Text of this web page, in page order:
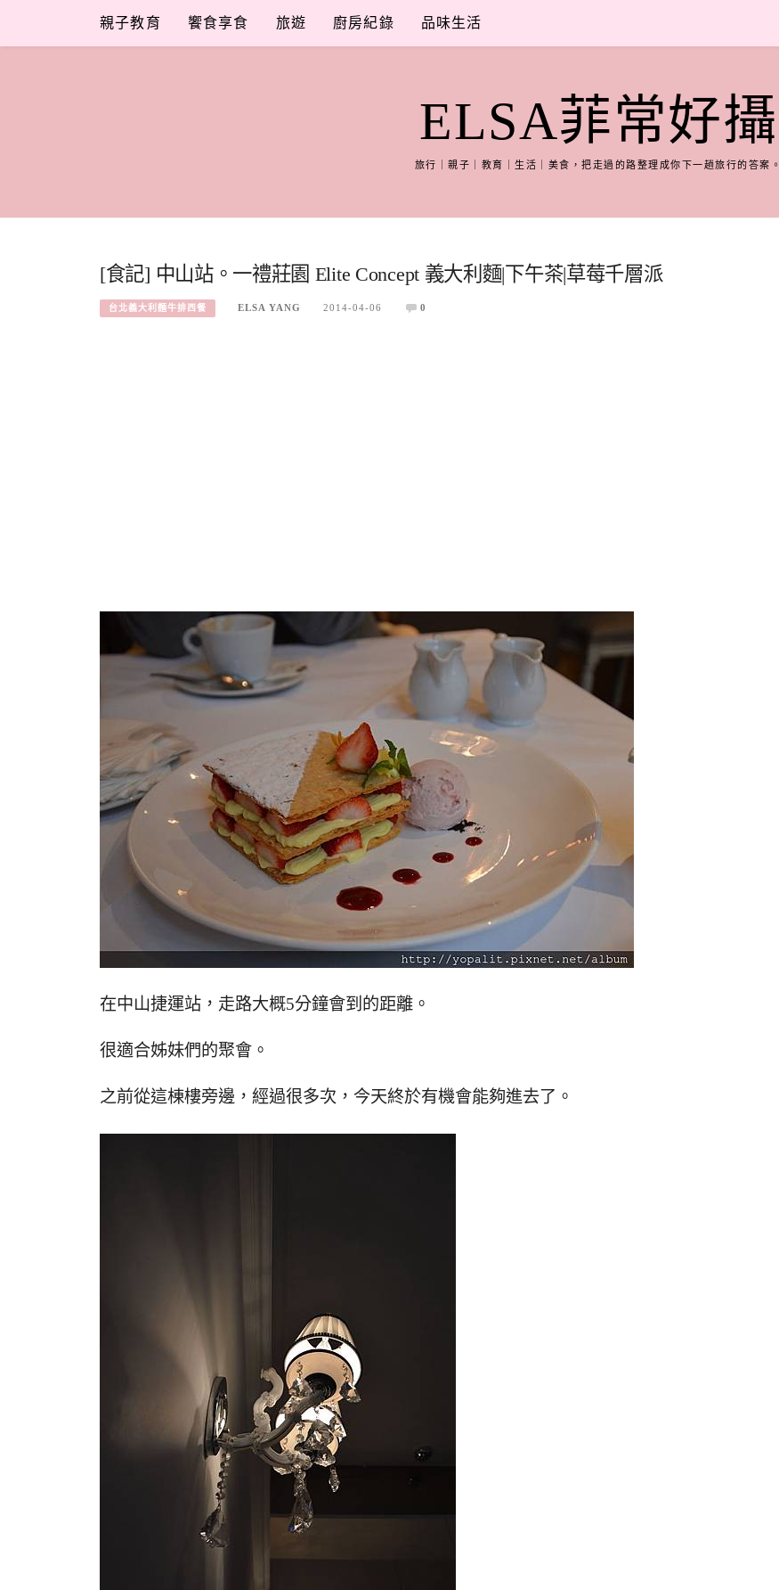
content
親子教育 饗食享食 旅遊 廚房紀錄 品味生活
ELSA菲常好攝
旅行｜親子｜教育｜生活｜美食，把走過的路整理成你下一趟旅行的答案。
[食記] 中山站。一禮莊園 Elite Concept 義大利麵|下午茶|草莓千層派
台北義大利麵牛排西餐 ELSA YANG 2014-04-06 0
在中山捷運站，走路大概5分鐘會到的距離。
很適合姊妹們的聚會。
之前從這棟樓旁邊，經過很多次，今天終於有機會能夠進去了。